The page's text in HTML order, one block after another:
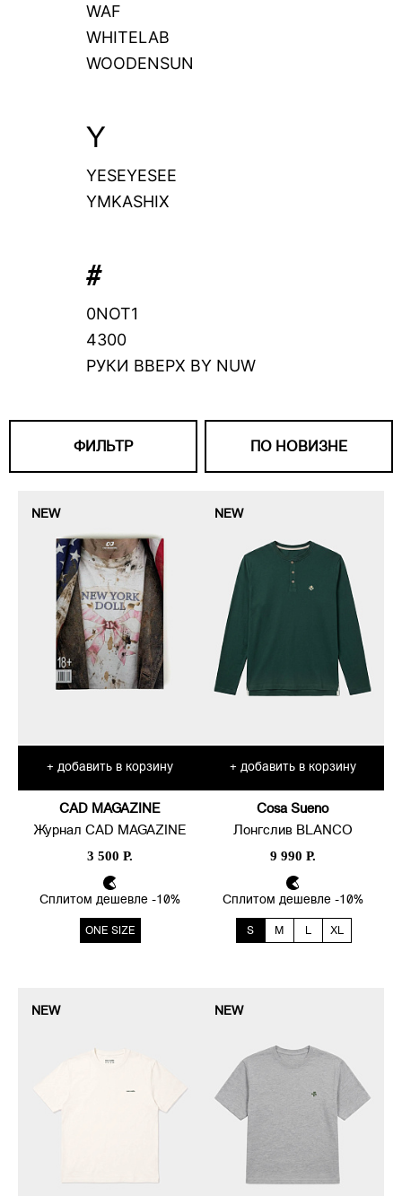
WAF
WHITELAB
WOODENSUN
Y
YESEYESEE
YMKASHIX
#
0NOT1
4300
РУКИ ВВЕРХ BY NUW
ФИЛЬТР ПО НОВИЗНЕ
NEW
+ добавить в корзину
CAD MAGAZINE
Журнал CAD MAGAZINE
3 500 Р.
Сплитом дешевле -10%
ONE SIZE
NEW
+ добавить в корзину
Cosa Sueno
Лонгслив BLANCO
9 990 Р.
Сплитом дешевле -10%
S M L XL
NEW NEW